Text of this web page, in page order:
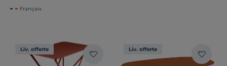
Français
Liv. offerte Liv. offerte